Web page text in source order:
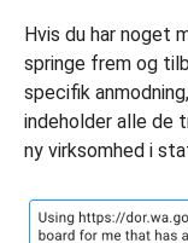
Hvis du har noget
springe frem og
specifik
indeholder alle de
ny virksomhed i